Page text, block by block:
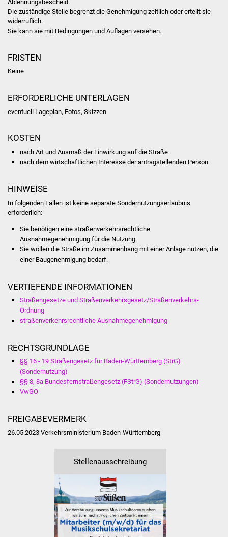
Soziale Einrichtungen
Jugendhaus
Kinder- und
Familienzentrum
NETZMonitor
Pflege von Angehörigen
ÖPNV
Bürgerbus (MOBS)
Kultur & Freizeit
Veranstaltungen
Ostermarkt
Einrichtungen
Ablehnungsbescheid.
Die zuständige Stelle begrenzt die Genehmigung zeitlich oder erteilt sie
widerruflich.
Sie kann sie mit Bedingungen und Auflagen versehen.
FRISTEN
Keine
ERFORDERLICHE UNTERLAGEN
eventuell Lageplan, Fotos, Skizzen
KOSTEN
nach Art und Ausmaß der Einwirkung auf die Straße
nach dem wirtschaftlichen Interesse der antragstellenden Person
HINWEISE
In folgenden Fällen ist keine separate Sondernutzungserlaubnis
erforderlich:
Sie benötigen eine straßenverkehrsrechtliche
Ausnahmegenehmigung für die Nutzung.
Sie wollen die Straße im Zusammenhang mit einer Anlage nutzen, die
einer Baugenehmigung bedarf.
VERTIEFENDE INFORMATIONEN
Straßengesetze und Straßenverkehrsgesetz/Straßenverkehrs-
Ordnung
straßenverkehrsrechtliche Ausnahmegenehmigung
RECHTSGRUNDLAGE
§§ 16 - 19 Straßengesetz für Baden-Württemberg (StrG)
(Sondernutzung)
§§ 8, 8a Bundesfernstraßengesetz (FStrG) (Sondernutzungen)
VwGO
FREIGABEVERMERK
26.05.2023 Verkehrsministerium Baden-Württemberg
Stellenausschreibung